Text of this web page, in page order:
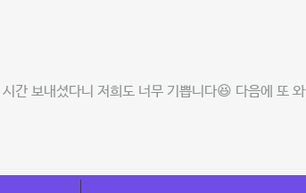
간 보내셨다니 저희도 너무 기쁩니다😆 다음에 또 와